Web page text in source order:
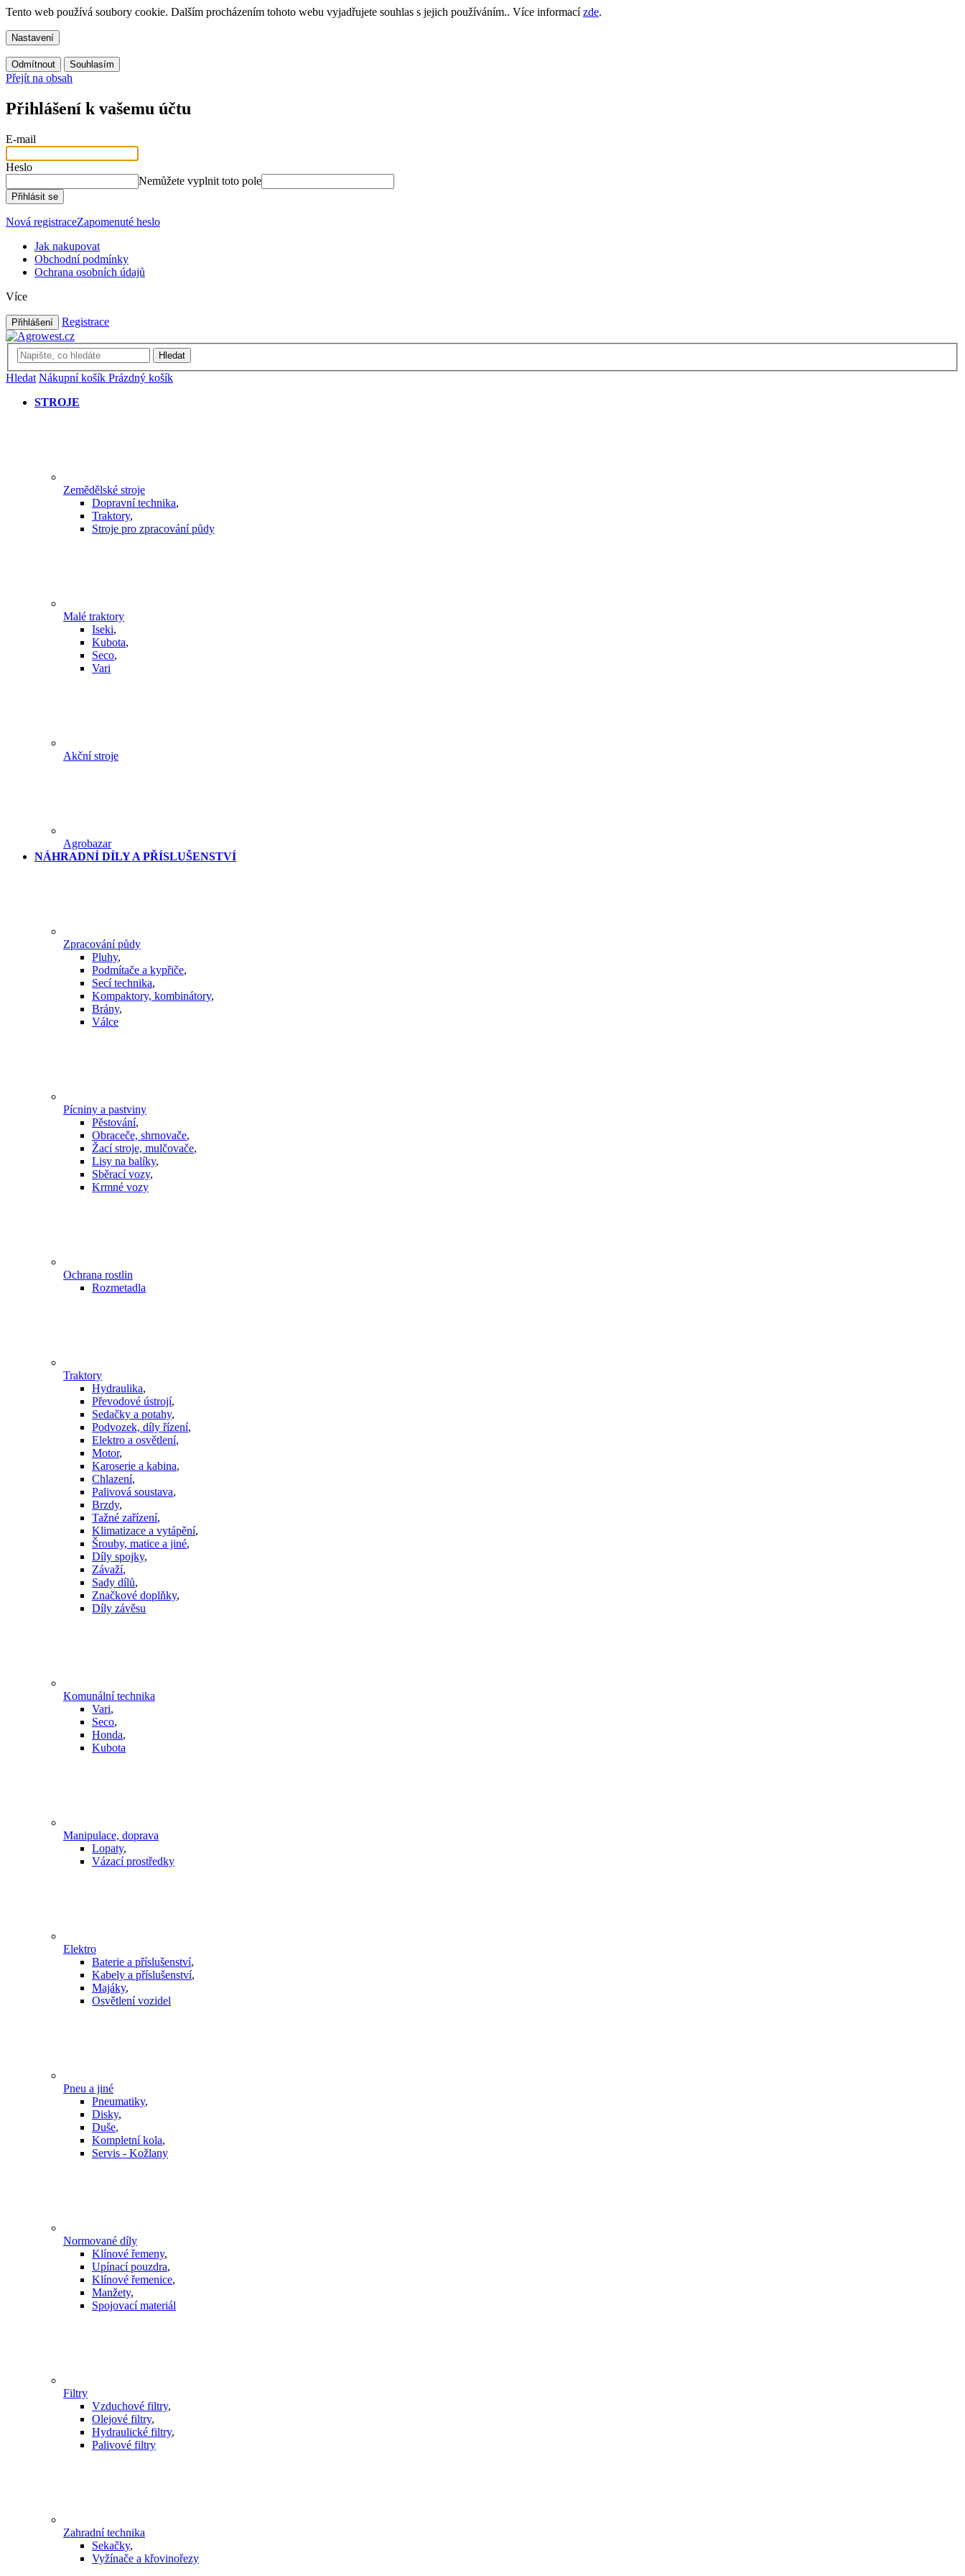
Tento web používá soubory cookie. Dalším procházením tohoto webu vyjadřujete souhlas s jejich používáním.. Více informacízde.
Nastavení
Odmítnout Souhlasím
Přejít na obsah
Přihlášení k vašemu účtu
E-mail
Heslo
Nemůžete vyplnit toto pole
Přihlásit se
Nová registraceZapomenuté heslo
Jak nakupovat
Obchodní podmínky
Ochrana osobních údajů
Více
Přihlášení Registrace
Hledat
Hledat Nákupní košík Prázdný košík
STROJE
Zemědělské stroje
Dopravní technika,
Traktory,
Stroje pro zpracování půdy
Malé traktory
Iseki,
Kubota,
Seco,
Vari
Akční stroje
Agrobazar
NÁHRADNÍ DÍLY A PŘÍSLUŠENSTVÍ
Zpracování půdy
Pluhy,
Podmítače a kypřiče,
Secí technika,
Kompaktory, kombinátory,
Brány,
Válce
Pícniny a pastviny
Pěstování,
Obraceče, shrnovače,
Žací stroje, mulčovače,
Lisy na balíky,
Sběrací vozy,
Krmné vozy
Ochrana rostlin
Rozmetadla
Traktory
Hydraulika,
Převodové ústrojí,
Sedačky a potahy,
Podvozek, díly řízení,
Elektro a osvětlení,
Motor,
Karoserie a kabina,
Chlazení,
Palivová soustava,
Brzdy,
Tažné zařízení,
Klimatizace a vytápění,
Šrouby, matice a jiné,
Díly spojky,
Závaží,
Sady dílů,
Značkové doplňky,
Díly závěsu
Komunální technika
Vari,
Seco,
Honda,
Kubota
Manipulace, doprava
Lopaty,
Vázací prostředky
Elektro
Baterie a příslušenství,
Kabely a příslušenství,
Majáky,
Osvětlení vozidel
Pneu a jiné
Pneumatiky,
Disky,
Duše,
Kompletní kola,
Servis - Kožlany
Normované díly
Klínové řemeny,
Upínací pouzdra,
Klínové řemenice,
Manžety,
Spojovací materiál
Filtry
Vzduchové filtry,
Olejové filtry,
Hydraulické filtry,
Palivové filtry
Zahradní technika
Sekačky,
Vyžínače a křovinořezy